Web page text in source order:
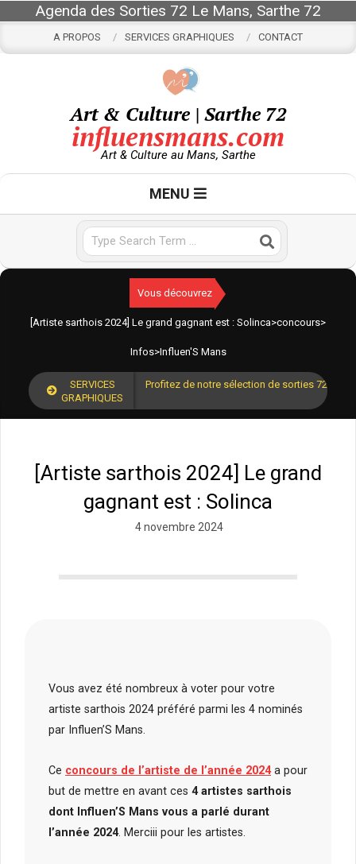
content
Agenda des Sorties 72 Le Mans, Sarthe 72
A PROPOS SERVICES GRAPHIQUES CONTACT
Art & Culture | Sarthe 72
influensmans.com
Art & Culture au Mans, Sarthe
MENU
Vous découvrez
[Artiste sarthois 2024] Le grand gagnant est : Solinca>concours>
Infos>Influen'S Mans
SERVICES
GRAPHIQUES
Profitez de notre sélection de sorties 72 pour
[Artiste sarthois 2024] Le grand
gagnant est : Solinca
4 novembre 2024
Vous avez été nombreux à voter pour votre
artiste sarthois 2024 préféré parmi les 4 nominés
par Influen’S Mans.
Ce concours de l’artiste de l’année 2024a pour
but de mettre en avant ces 4 artistes sarthois
dont Influen’S Mans vous a parlé durant
l’année 2024. Merciii pour les artistes.